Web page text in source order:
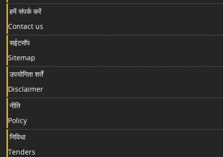
हमें संपर्क करें
Contact us
सईटमॉप
Sitemap
उपयोगिता शर्तें
Disclaimer
नीति
Policy
निविधा
Tenders